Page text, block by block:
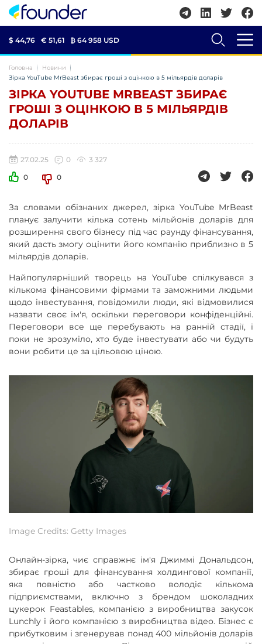
$ 44,76 € 51,61 ₿ 64 958 USD
Головна
Новини
Зірка YouTube MrBeast збирає гроші з оцінкою в 5 мільярдів доларів
ЗІРКА YOUTUBE MRBEAST ЗБИРАЄ
ГРОШІ З ОЦІНКОЮ В 5 МІЛЬЯРДІВ
ДОЛАРІВ
27.02.25 0
3 327
0
0
За словами обізнаних джерел, зірка YouTube MrBeast
планує залучити кілька сотень мільйонів доларів для
розширення свого бізнесу під час раунду фінансування,
який дасть змогу оцінити його компанію приблизно в 5
мільярдів доларів.
Найпопулярніший творець на YouTube спілкувався з
кількома фінансовими фірмами та заможними людьми
щодо інвестування, повідомили люди, які відмовилися
назвати своє ім'я, оскільки переговори конфіденційні.
Переговори все ще перебувають на ранній стадії, і
поки не зрозуміло, хто буде інвестувати або чи будуть
вони робити це за цільовою ціною.
Image Credits: Getty Images
Онлайн-зірка, чиє справжнє ім'я Джиммі Дональдсон,
збирає гроші для фінансування холдингової компанії,
яка повністю або частково володіє кількома
підприємствами, включно з брендом шоколадних
цукерок Feastables, компанією з виробництва закусок
Lunchly і його компанією з виробництва відео. Бізнес є
прибутковим і згенерував понад 400 мільйонів доларів